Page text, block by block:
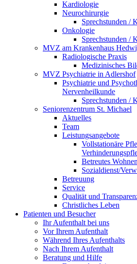
Kardiologie
Neurochirurgie
Sprechstunden /
Onkologie
Sprechstunden /
MVZ am Krankenhaus
Radiologische Praxis
Medizinisches
MVZ Psychiatrie in Adlershof
Psychiatrie und
Nervenheilkunde
Sprechstunden /
Seniorenzentrum St. Michael
Aktuelles
Team
Leistungsangebote
Vollstationäre
Betreutes Wohnen
Sozialdienst/
Betreuung
Service
Qualität und
Christliches Leben
Patienten und Besucher
Ihr Aufenthalt bei uns
Vor Ihrem Aufenthalt
Während Ihres Aufenthalts
Nach Ihrem Aufenthalt
Beratung und Hilfe